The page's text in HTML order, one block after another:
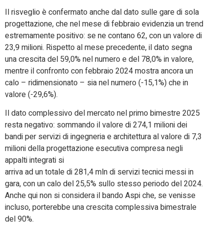
Il risveglio è confermato anche dal dato sulle gare di sola
progettazione, che nel mese di febbraio evidenzia un trend
estremamente positivo: se ne contano 62, con un valore di
23,9 milioni. Rispetto al mese precedente, il dato segna
una crescita del 59,0% nel numero e del 78,0% in valore,
mentre il confronto con febbraio 2024 mostra ancora un
calo – ridimensionato – sia nel numero (-15,1%) che in
valore (-29,6%).
Il dato complessivo del mercato nel primo bimestre 2025
resta negativo: sommando il valore di 274,1 milioni dei
bandi per servizi di ingegneria e architettura al valore di 7,3
milioni della progettazione esecutiva compresa negli
appalti integrati si
arriva ad un totale di 281,4 mln di servizi tecnici messi in
gara, con un calo del 25,5% sullo stesso periodo del 2024.
Anche qui non si considera il bando Aspi che, se venisse
incluso, porterebbe una crescita complessiva bimestrale
del 90%.